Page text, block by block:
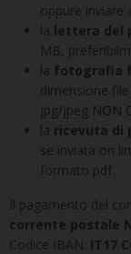
oppure inviare
la lettera del
MB,
la fotografia
dimensione
jpg/jpeg NON
la ricevuta di
se inviata on
formato pdf
Il pagamento del
corrente postale
Codice IBAN: IT17